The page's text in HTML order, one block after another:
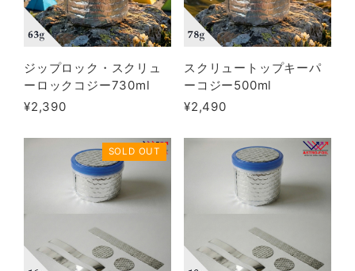
ジップロック・スクリュ
ーロックコジー730ml
¥2,390
スクリュートップキーパ
ーコジー500ml
¥2,490
SOLD OUT